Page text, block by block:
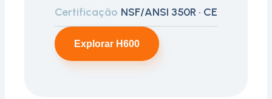
Certificação NSF/ANSI 350R · CE
Explorar H600